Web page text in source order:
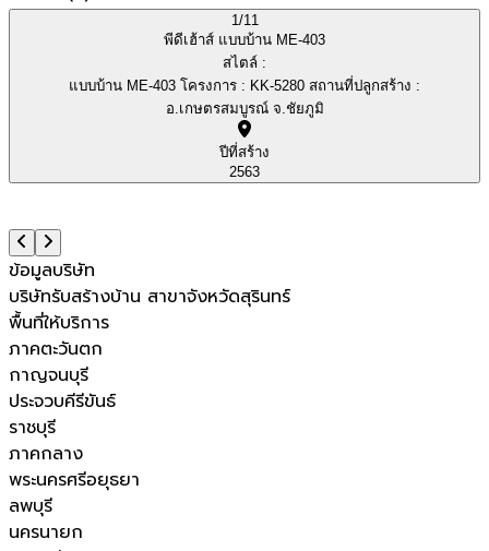
1/11
พีดีเฮ้าส์ แบบบ้าน ME-403
สไตล์ :
แบบบ้าน ME-403 โครงการ : KK-5280 สถานที่ปลูกสร้าง :
อ.เกษตรสมบูรณ์ จ.ชัยภูมิ
ปีที่สร้าง
2563
ข้อมูลบริษัท
บริษัทรับสร้างบ้าน สาขาจังหวัดสุรินทร์
พื้นที่ให้บริการ
ภาคตะวันตก
กาญจนบุรี
ประจวบคีรีขันธ์
ราชบุรี
ภาคกลาง
พระนครศรีอยุธยา
ลพบุรี
นครนายก